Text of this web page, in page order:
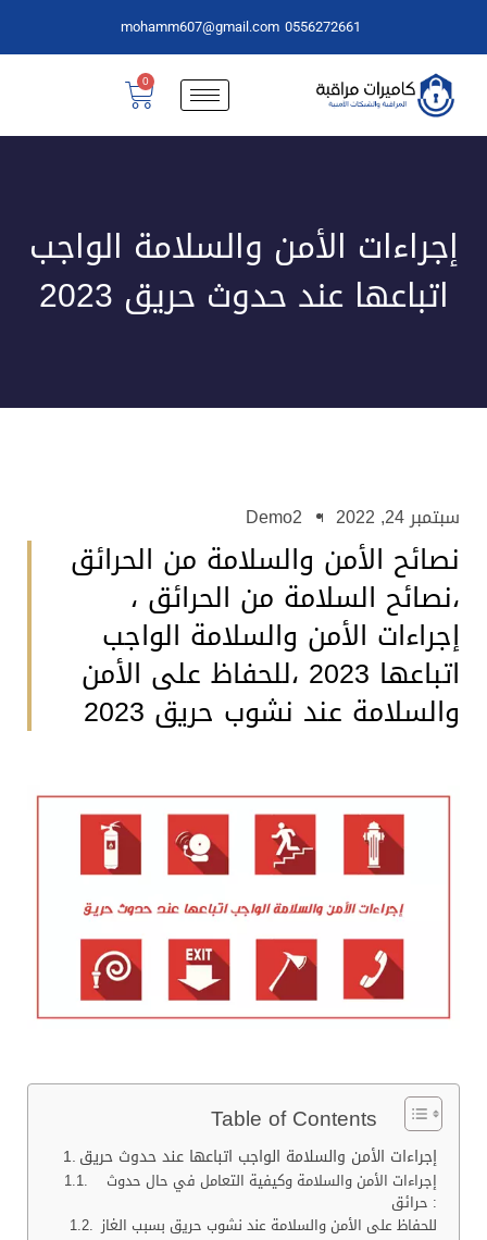
0556272661
mohamm607@gmail.com
0
إجراءات الأمن والسلامة الواجب
اتباعها عند حدوث حريق 2023
سبتمبر 24, 2022 Demo2
نصائح الأمن والسلامة من الحرائق
،نصائح السلامة من الحرائق ،
إجراءات الأمن والسلامة الواجب
اتباعها 2023 ،للحفاظ على الأمن
والسلامة عند نشوب حريق 2023
Table of Contents
إجراءات الأمن والسلامة الواجب اتباعها عند حدوث حريق
إجراءات الأمن والسلامة وكيفية التعامل في حال حدوث
حرائق :
للحفاظ على الأمن والسلامة عند نشوب حريق بسبب الغاز